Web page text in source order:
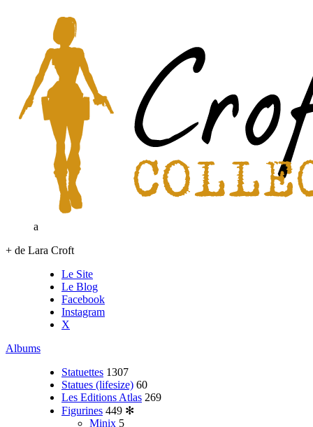
a
+ de Lara Croft
Le Site
Le Blog
Facebook
Instagram
X
Albums
Statuettes 1307
Statues (lifesize) 60
Les Editions Atlas 269
Figurines 449 ✻
Minix 5